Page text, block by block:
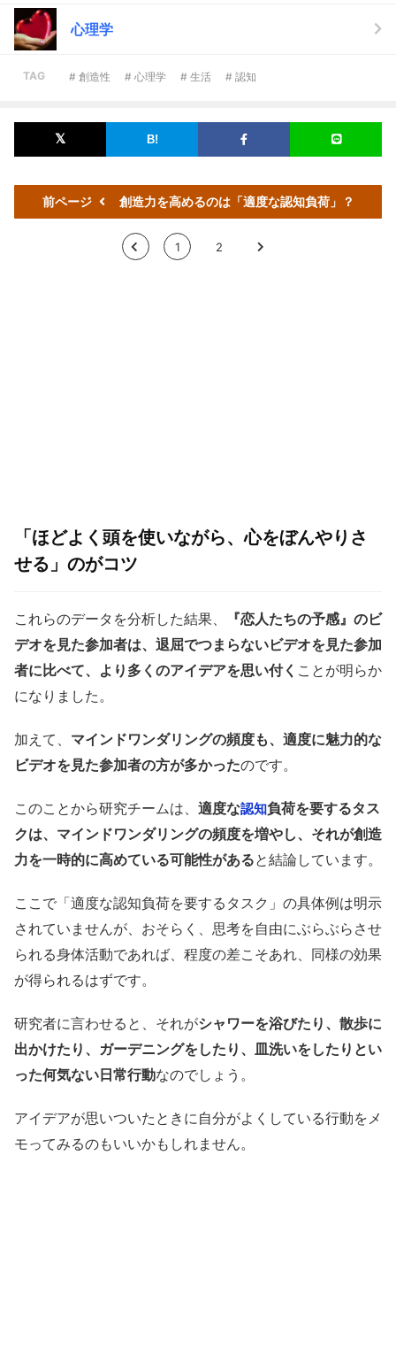
心理学
TAG # 創造性 # 心理学 # 生活 # 認知
前ページ 創造力を高めるのは「適度な認知負荷」？
< 1 2 >
「ほどよく頭を使いながら、心をぼんやりさ
せる」のがコツ
これらのデータを分析した結果、
『恋人たちの予感』のビ
デオを見た参加者は、退屈でつまらないビデオを見た参加
者に比べて、より多くのアイデアを思い付く ことが明らか
になりました。
加えて、 マインドワンダリングの頻度も、適度に魅力的な
ビデオを見た参加者の方が多かったのです。
このことから研究チームは、 適度な認知負荷を要するタス
クは、マインドワンダリングの頻度を増やし、それが創造
力を一時的に高めている可能性があると結論しています。
ここで「適度な認知負荷を要するタスク」の具体例は明示
されていませんが、おそらく、思考を自由にぶらぶらさせ
られる身体活動であれば、程度の差こそあれ、同様の効果
が得られるはずです。
研究者に言わせると、それがシャワーを浴びたり、散歩に
出かけたり、ガーデニングをしたり、皿洗いをしたりとい
った何気ない日常行動なのでしょう。
アイデアが思いついたときに自分がよくしている行動をメ
モってみるのもいいかもしれません。